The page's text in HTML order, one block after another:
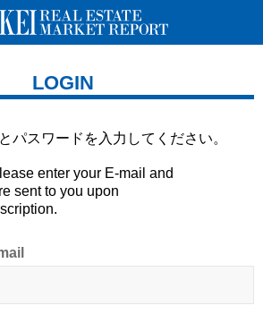
LOGIN
パスワードを 入力してください。
enter your E-mail and
sent to you upon